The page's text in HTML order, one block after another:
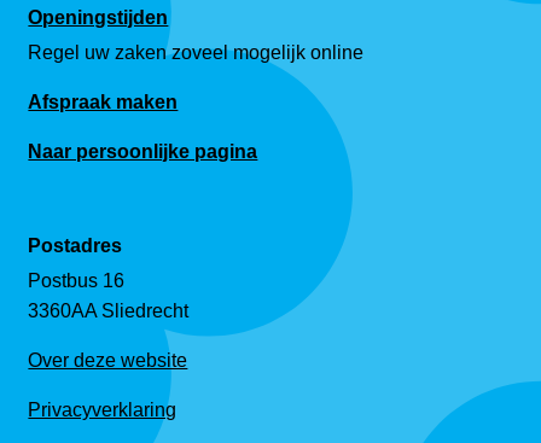
Openingstijden
Regel uw zaken zoveel mogelijk online
Afspraak maken
Naar persoonlijke pagina
Postadres
Postbus 16
3360AA Sliedrecht
Over deze website
Privacyverklaring